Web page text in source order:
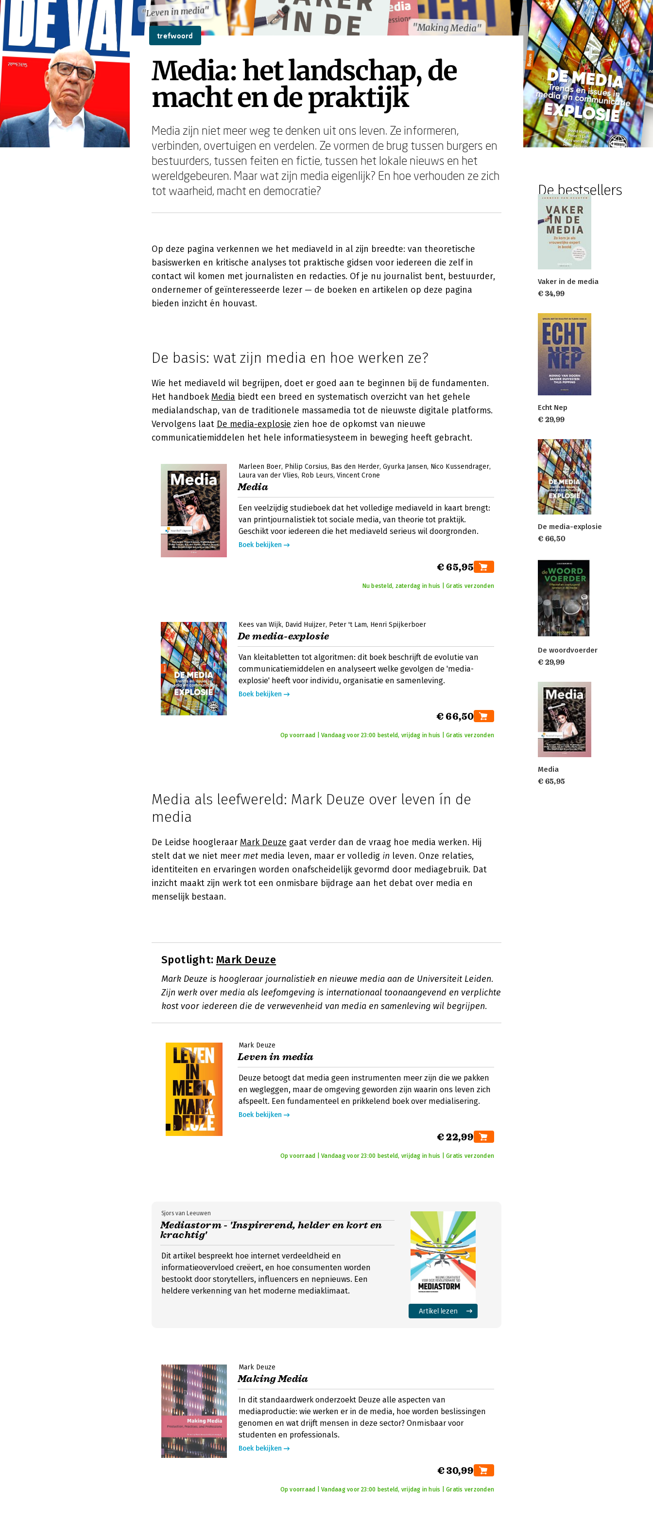
"Leven in media"
"Making Media"
"Leven in media"
"Making Media"
trefwoord
Media: het landschap, de
macht en de praktijk
Media zijn niet meer weg te denken uit ons leven. Ze informeren,
verbinden, overtuigen en verdelen. Ze vormen de brug tussen burgers en
bestuurders, tussen feiten en fictie, tussen het lokale nieuws en het
wereldgebeuren. Maar wat zijn media eigenlijk? En hoe verhouden ze zich
tot waarheid, macht en democratie?
Op deze pagina verkennen we het mediaveld in al zijn breedte: van theoretische
basiswerken en kritische analyses tot praktische gidsen voor iedereen die zelf in
contact wil komen met journalisten en redacties. Of je nu journalist bent, bestuurder,
ondernemer of geïnteresseerde lezer — de boeken en artikelen op deze pagina
bieden inzicht én houvast.
De basis: wat zijn media en hoe werken ze?
Wie het mediaveld wil begrijpen, doet er goed aan te beginnen bij de fundamenten.
Het handboek Media biedt een breed en systematisch overzicht van het gehele
medialandschap, van de traditionele massamedia tot de nieuwste digitale platforms.
Vervolgens laat De media-explosie zien hoe de opkomst van nieuwe
communicatiemiddelen het hele informatiesysteem in beweging heeft gebracht.
Marleen Boer Philip Corsius Bas den Herder Gyurka Jansen Nico Kussendrager
Laura van der Vlies Rob Leurs Vincent Crone
Media
Een veelzijdig studieboek dat het volledige mediaveld in kaart brengt:
van printjournalistiek tot sociale media, van theorie tot praktijk.
Geschikt voor iedereen die het mediaveld serieus wil doorgronden.
Boek bekijken
€ 65,95
Nu besteld, zaterdag in huis | Gratis verzonden
Kees van Wijk David Huijzer Peter 't Lam Henri Spijkerboer
De media-explosie
Van kleitabletten tot algoritmen: dit boek beschrijft de evolutie van
communicatiemiddelen en analyseert welke gevolgen de 'media-
explosie' heeft voor individu, organisatie en samenleving.
Boek bekijken
€ 66,50
Op voorraad | Vandaag voor 23:00 besteld, vrijdag in huis | Gratis verzonden
Media als leefwereld: Mark Deuze over leven ín de
media
De Leidse hoogleraar Mark Deuze gaat verder dan de vraag hoe media werken. Hij
stelt dat we niet meer metmedia leven, maar er volledig in leven. Onze relaties,
identiteiten en ervaringen worden onafscheidelijk gevormd door mediagebruik. Dat
inzicht maakt zijn werk tot een onmisbare bijdrage aan het debat over media en
menselijk bestaan.
Spotlight: Mark Deuze
Mark Deuze is hoogleraar journalistiek en nieuwe media aan de Universiteit Leiden.
Zijn werk over media als leefomgeving is internationaal toonaangevend en verplichte
kost voor iedereen die de verwevenheid van media en samenleving wil begrijpen.
Mark Deuze
Leven in media
Deuze betoogt dat media geen instrumenten meer zijn die we pakken
en wegleggen, maar de omgeving geworden zijn waarin ons leven zich
afspeelt. Een fundamenteel en prikkelend boek over medialisering.
Boek bekijken
€ 22,99
Op voorraad | Vandaag voor 23:00 besteld, vrijdag in huis | Gratis verzonden
Mediastorm - 'Inspirerend, helder en kort en
krachtig'
Sjors van Leeuwen
Dit artikel bespreekt hoe internet verdeeldheid en
informatieovervloed creëert, en hoe consumenten worden
bestookt door storytellers, influencers en nepnieuws. Een
heldere verkenning van het moderne mediaklimaat.
Artikel lezen
Mark Deuze
Making Media
In dit standaardwerk onderzoekt Deuze alle aspecten van
mediaproductie: wie werken er in de media, hoe worden beslissingen
genomen en wat drijft mensen in deze sector? Onmisbaar voor
studenten en professionals.
Boek bekijken
€ 30,99
Op voorraad | Vandaag voor 23:00 besteld, vrijdag in huis | Gratis verzonden
De bestsellers
Vaker in de media
€ 34,99
Echt Nep
€ 29,99
De media-explosie
€ 66,50
De woordvoerder
€ 29,99
Media
€ 65,95